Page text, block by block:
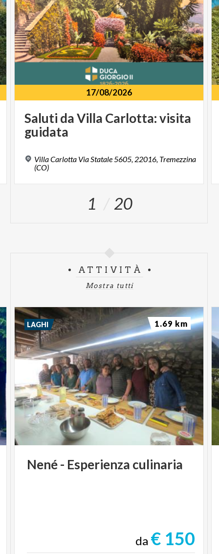
17/08/2026
Saluti daVilla Carlotta:visita
guidata
Villa Carlotta Via Statale 5605, 22016, Tremezzina
(CO)
1 20
ATTIVITÀ
Mostra tutti
Nené- Esperienza culinaria
da € 150
LAGHI 1.69 km